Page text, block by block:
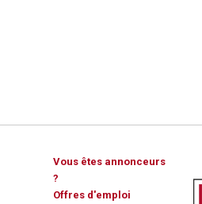
Vous êtes annonceurs
?
Offres d'emploi